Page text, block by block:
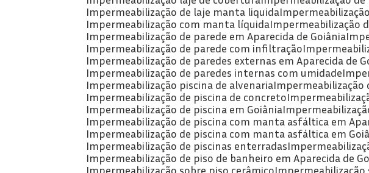
Impermeabilização de laje manta liquida
Impermeabilização com manta líquida Impermeabilização
Impermeabilização de parede em Aparecida de Goiânia
Impermeabilização de parede com infiltração
Impermeabilização de paredes externas em Aparecida de
Impermeabilização de paredes internas com umidade
Impermeabilização piscina de alvenaria Impermeabilização
Impermeabilização de piscina de concreto
Impermeabilização de piscina em Goiânia
Impermeabilização de piscina com manta asfáltica em
Impermeabilização de piscina com manta asfáltica em
Impermeabilização de piscinas enterradas
Impermeabilização de piso de banheiro em Aparecida de
Impermeabilização sobre piso cerâmico